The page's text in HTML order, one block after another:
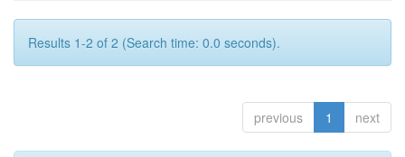
Results 1-2 of 2 (Search time: 0.0 seconds).
previous 1 next